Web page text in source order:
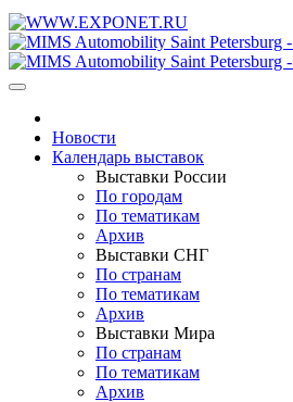
Новости
Календарь выставок
Выставки России
По городам
По тематикам
Архив
Выставки СНГ
По странам
По тематикам
Архив
Выставки Мира
По странам
По тематикам
Архив